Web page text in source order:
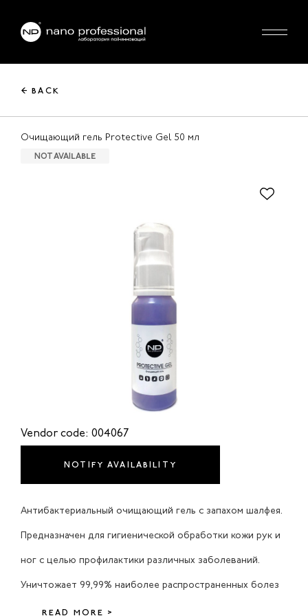
← BACK
Очищающий гель Protectivе Gel 50 мл
NOT AVAILABLE
Vendor code: 004067
NOTIFY AVAILABILITY
Антибактериальный очищающий гель с запахом шалфея.
Предназначен для гигиенической обработки кожи рук и
ног с целью профилактики различных заболеваний.
Уничтожает 99,99% наиболее распространенных болез
READ MORE >